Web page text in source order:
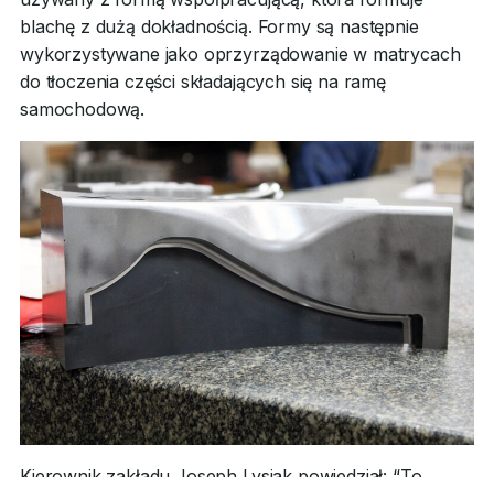
blachę z dużą dokładnością. Formy są następnie
wykorzystywane jako oprzyrządowanie w matrycach
do tłoczenia części składających się na ramę
samochodową.